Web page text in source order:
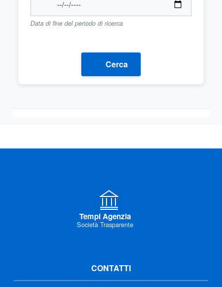
Data di fine del periodo di ricerca
Cerca
Tempi Agenzia
Società Trasparente
CONTATTI